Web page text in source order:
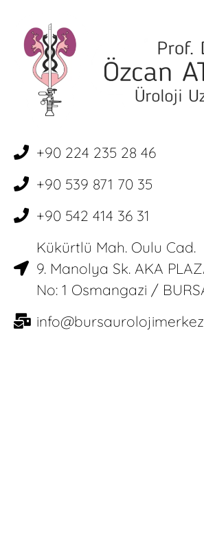
+90 224 235 28 46
+90 539 871 70 35
+90 542 414 36 31
Kükürtlü Mah. Oulu Cad.
9. Manolya Sk. AKA
No: 1 Osmangazi /